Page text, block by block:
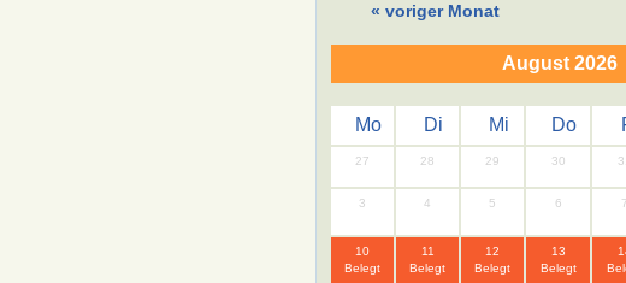
« voriger Monat
August 2026
Mo Di Mi Do
27 28 29 30
3 4 5 6 7
10
Belegt
11
Belegt
12
Belegt
13
Belegt